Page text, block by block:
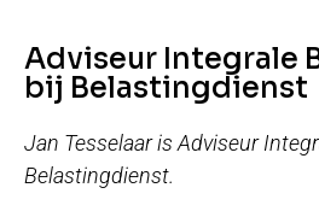
Adviseur Integrale
bij Belastingdienst
Jan Tesselaar is Adviseur
Belastingdienst.